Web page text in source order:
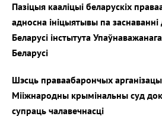
Пазіцыя кааліцыі беларускіх
адносна ініцыятывы па
Беларусі інстытута
Беларусі
Шэсць праваабарончых
Мііжнародны крымінальны суд
супраць чалавечнасці